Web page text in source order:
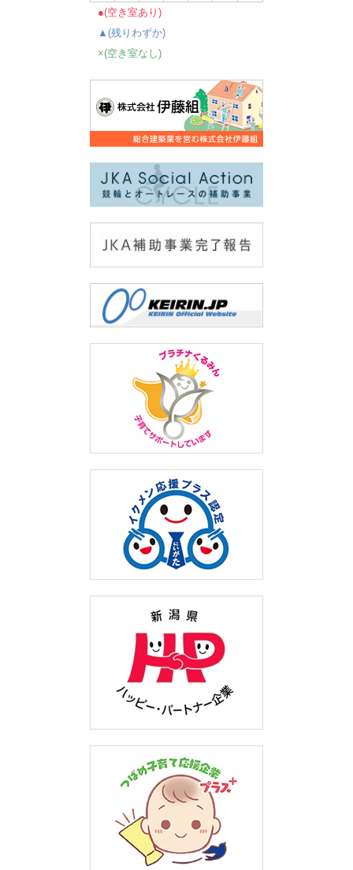
●(空き室あり)
▲(残りわずか)
×(空き室なし)